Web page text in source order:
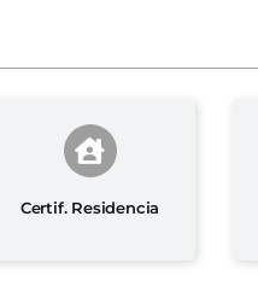
Certif. Residencia